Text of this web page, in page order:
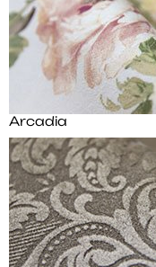
Arcadia